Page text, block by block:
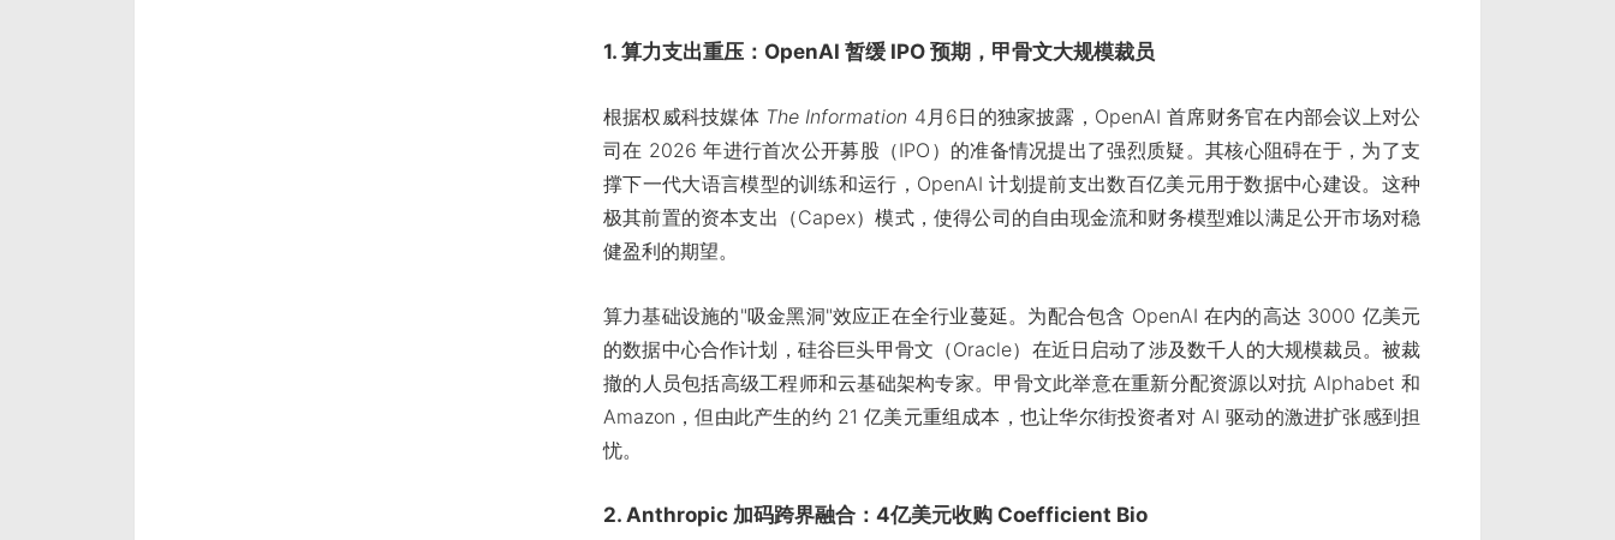
1. 算力支出重压：OpenAI 暂缓 IPO 预期，甲骨文大规模裁员
根据权威科技媒体 The Information 4月6日的独家披露，OpenAI 首席财务官在内部会议上对公
司在 2026 年进行首次公开募股（IPO）的准备情况提出了强烈质疑。其核心阻碍在于，为了支
撑下一代大语言模型的训练和运行，OpenAI 计划提前支出数百亿美元用于数据中心建设。这种
极其前置的资本支出（Capex）模式，使得公司的自由现金流和财务模型难以满足公开市场对稳
健盈利的期望。
算力基础设施的"吸金黑洞"效应正在全行业蔓延。为配合包含 OpenAI 在内的高达 3000 亿美元
的数据中心合作计划，硅谷巨头甲骨文（Oracle）在近日启动了涉及数千人的大规模裁员。被裁
撤的人员包括高级工程师和云基础架构专家。甲骨文此举意在重新分配资源以对抗 Alphabet 和
Amazon，但由此产生的约 21 亿美元重组成本，也让华尔街投资者对 AI 驱动的激进扩张感到担
忧。
2. Anthropic 加码跨界融合：4亿美元收购 Coefficient Bio